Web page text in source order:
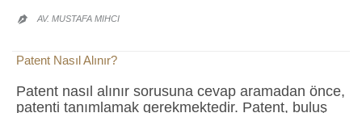
 AV. MUSTAFA MIHCI
Patent Nasıl Alınır?
Patent nasıl alınır sorusuna cevap aramadan önce,
patenti tanımlamak gerekmektedir. Patent, buluş